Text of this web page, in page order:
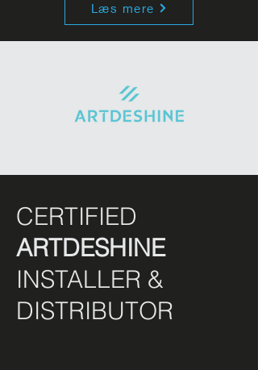
Læs mere
CERTIFIED
ARTDESHINE
INSTALLER &
DISTRIBUTOR